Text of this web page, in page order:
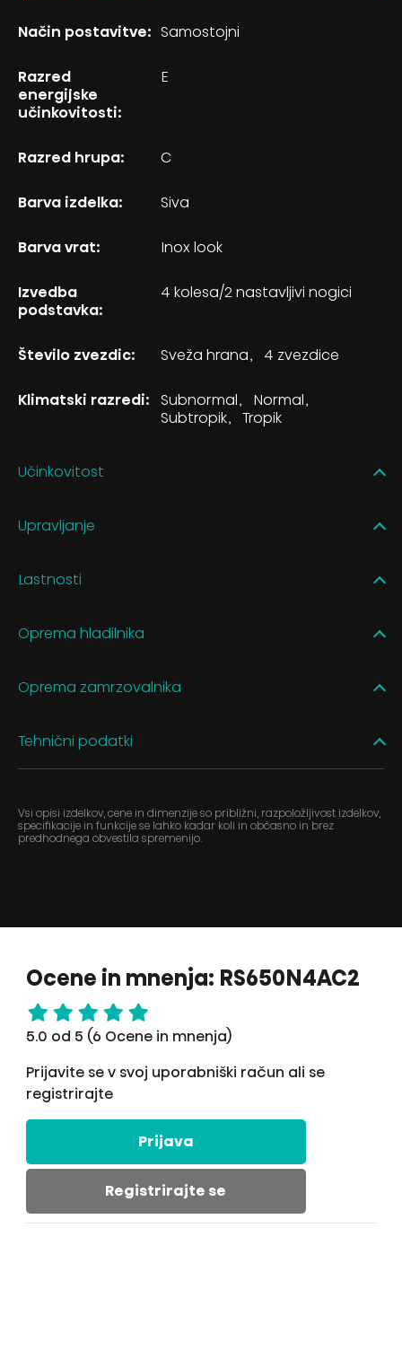
Način postavitve: Samostojni
Razred
energijske
učinkovitosti:
E
Razred hrupa: C
Barva izdelka: Siva
Barva vrat: Inox look
Izvedba
podstavka:
4 kolesa/2 nastavljivi nogici
Število zvezdic: Sveža hrana 4 zvezdice
Klimatski razredi: Subnormal
Normal
Subtropik Tropik
Učinkovitost
Upravljanje
Lastnosti
Oprema hladilnika
Oprema zamrzovalnika
Tehnični podatki
Vsi opisi izdelkov, cene in dimenzije so približni, razpoložljivost izdelkov,
specifikacije in funkcije se lahko kadar koli in občasno in brez
predhodnega obvestila spremenijo.
Ocene in mnenja: RS650N4AC2
5.0 od 5 (6 Ocene in mnenja)
Prijavite se v svoj uporabniški račun ali se
registrirajte
Prijava
Registrirajte se